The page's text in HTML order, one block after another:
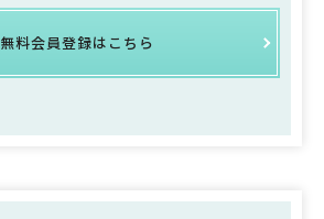
無料会員登録はこちら